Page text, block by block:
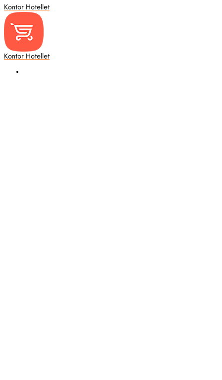
Kontor Hotellet
Kontor Hotellet